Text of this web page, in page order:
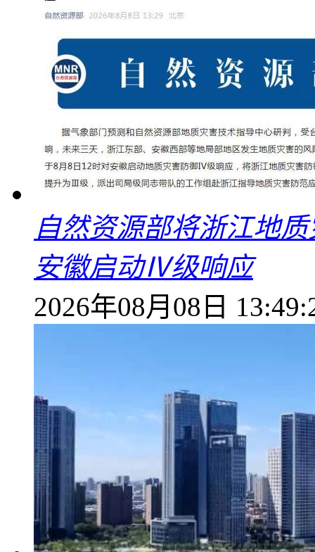
自然资源部将浙江地
安徽启动Ⅳ级响应
2026年08月08日